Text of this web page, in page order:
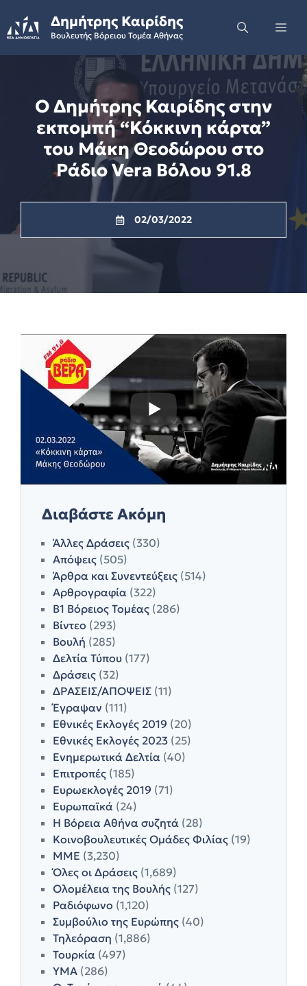
to
content
Δημήτρης Καιρίδης
Βουλευτής Βόρειου Τομέα Αθήνας
Ο Δημήτρης Καιρίδης στην
εκπομπή “Κόκκινη κάρτα”
του Μάκη Θεοδώρου στο
Ράδιο Vera Βόλου 91.8
02/03/2022
Διαβάστε Ακόμη
Άλλες Δράσεις (330)
Απόψεις (505)
Άρθρα και Συνεντεύξεις (514)
Αρθρογραφία (322)
Β1 Βόρειος Τομέας (286)
Βίντεο (293)
Βουλή (285)
Δελτία Τύπου (177)
Δράσεις (32)
ΔΡΑΣΕΙΣ/ΑΠΟΨΕΙΣ (11)
Έγραψαν (111)
Εθνικές Εκλογές 2019 (20)
Εθνικές Εκλογές 2023 (25)
Ενημερωτικά Δελτία (40)
Επιτροπές (185)
Ευρωεκλογές 2019 (71)
Ευρωπαϊκά (24)
Η Βόρεια Αθήνα συζητά (28)
Κοινοβουλευτικές Ομάδες Φιλίας (19)
ΜΜΕ (3,230)
Όλες οι Δράσεις (1,689)
Ολομέλεια της Βουλής (127)
Ραδιόφωνο (1,120)
Συμβούλιο της Ευρώπης (40)
Τηλεόραση (1,886)
Τουρκία (497)
ΥΜΑ (286)